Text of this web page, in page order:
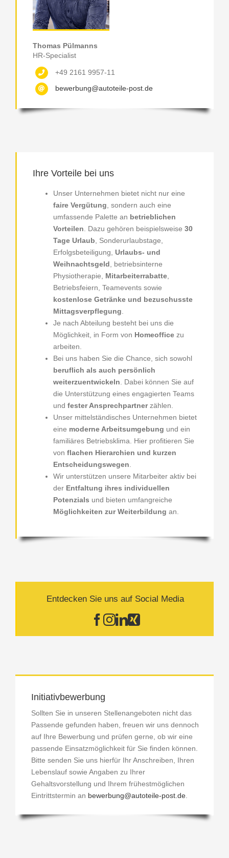
Thomas Pülmanns
HR-Specialist
+49 2161 9957-11
bewerbung@autoteile-post.de
Ihre Vorteile bei uns
Unser Unternehmen bietet nicht nur eine
faire Vergütung , sondern auch eine
umfassende Palette an betrieblichen
Vorteilen . Dazu gehören beispielsweise 30
Tage Urlaub , Sonderurlaubstage,
Erfolgsbeteiligung, Urlaubs- und
Weihnachtsgeld , betriebsinterne
Physiotherapie, Mitarbeiterrabatte
Betriebsfeiern, Teamevents sowie
kostenlose Getränke und bezuschusste
Mittagsverpflegung
Je nach Abteilung besteht bei uns die
Möglichkeit, in Form von Homeoffice zu
arbeiten.
Bei uns haben Sie die Chance, sich sowohl
beruflich als auch persönlich
weiterzuentwickeln . Dabei können Sie auf
die Unterstützung eines engagierten Teams
und fester Ansprechpartnerzählen.
Unser mittelständisches Unternehmen bietet
eine moderne Arbeitsumgebung und ein
familiäres Betriebsklima. Hier profitieren Sie
von flachen Hierarchien und kurzen
Entscheidungswegen
Wir unterstützen unsere Mitarbeiter aktiv bei
der Entfaltung ihres individuellen
Potenzials und bieten umfangreiche
Möglichkeiten zur Weiterbildung an.
Entdecken Sie uns auf Social Media
Initiativbewerbung
Sollten Sie in unseren Stellenangeboten nicht das
Passende gefunden haben, freuen wir uns dennoch
auf Ihre Bewerbung und prüfen gerne, ob wir eine
passende Einsatzmöglichkeit für Sie finden können.
Bitte senden Sie uns hierfür Ihr Anschreiben, Ihren
Lebenslauf sowie Angaben zu Ihrer
Gehaltsvorstellung und Ihrem frühestmöglichen
Eintrittstermin an bewerbung@autoteile-post.de